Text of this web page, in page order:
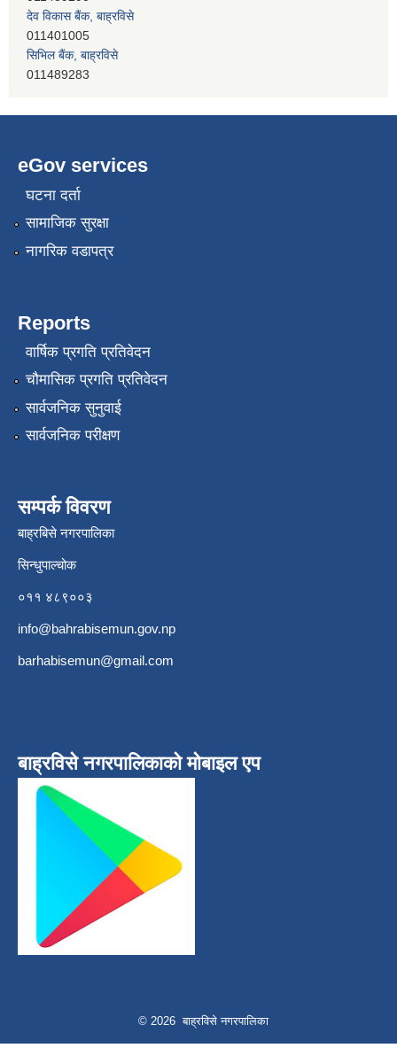
देव विकास बैंक, बाह्रविसे
011401005
सिभिल बैंक, बाह्रविसे
011489283
eGov services
घटना दर्ता
सामाजिक सुरक्षा
नागरिक वडापत्र
Reports
वार्षिक प्रगति प्रतिवेदन
चौमासिक प्रगति प्रतिवेदन
सार्वजनिक सुनुवाई
सार्वजनिक परीक्षण
सम्पर्क विवरण
बाह्रबिसे नगरपालिका
सिन्धुपाल्चोक
०११ ४८९००३
info@bahrabisemun.gov.np
barhabisemun@gmail.com
बाह्रविसे नगरपालिकाकाे माेबाइल एप
© 2026 बाह्रविसे नगरपालिका